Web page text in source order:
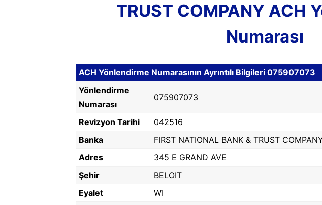
TRUST COMPANY ACH
Numarası
ACH Yönlendirme Numarasının Ayrıntılı Bilgileri 075907073
Yönlendirme
Numarası
075907073
Revizyon Tarihi
042516
Banka
FIRST NATIONAL BANK & TRUST
Adres
345 E GRAND AVE
Şehir
BELOIT
Eyalet
WI